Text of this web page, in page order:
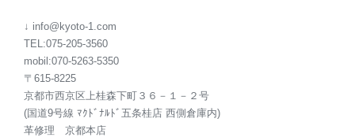
↓ info@kyoto-1.com
TEL:075-205-3560
mobil:070-5263-5350
〒615-8225
京都市西京区上桂森下町３６－１－２号
(国道9号線 ﾏｸﾄﾞﾅﾙﾄﾞ五条桂店 西側倉庫内)
革修理 京都本店